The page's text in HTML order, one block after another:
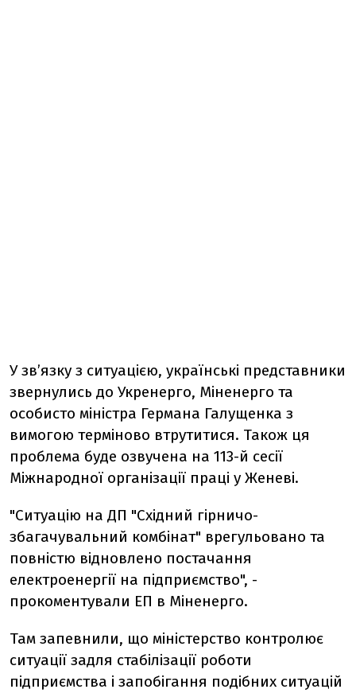
У зв’язку з ситуацією, українські представники
звернулись до Укренерго, Міненерго та
особисто міністра Германа Галущенка з
вимогою терміново втрутитися. Також ця
проблема буде озвучена на 113-й сесії
Міжнародної організації праці у Женеві.
"Ситуацію на ДП "Східний гірничо-
збагачувальний комбінат" врегульовано та
повністю відновлено постачання
електроенергії на підприємство", -
прокоментували ЕП в Міненерго.
Там запевнили, що міністерство контролює
ситуації задля стабілізації роботи
підприємства і запобігання подібних ситуацій